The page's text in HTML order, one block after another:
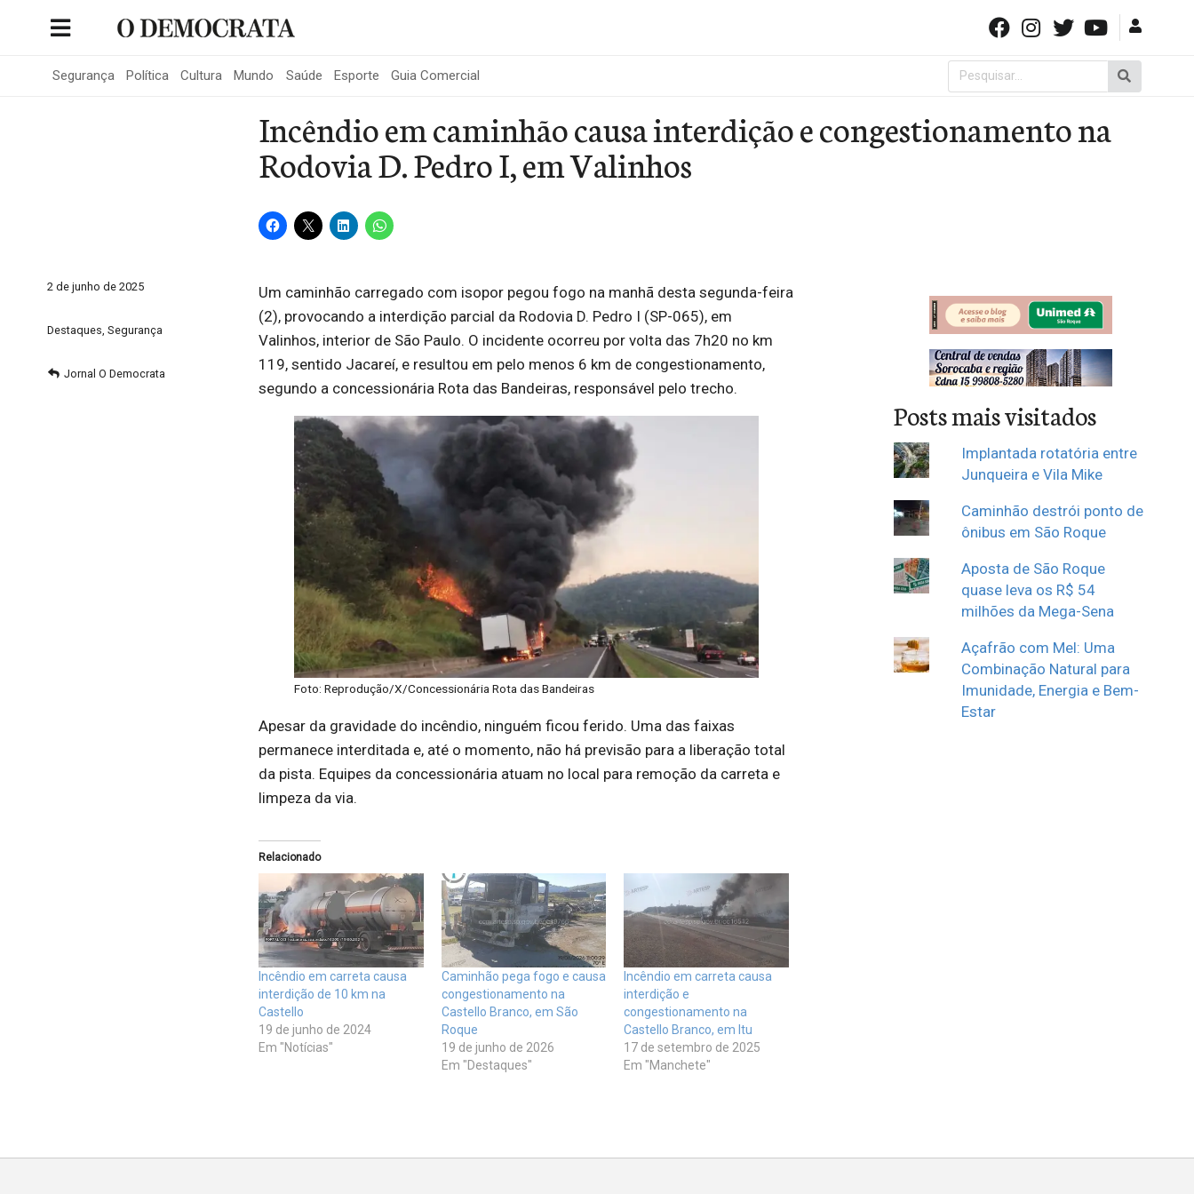
Segurança Política Cultura Mundo Saúde Esporte Guia Comercial
Pesquisar
por:
Incêndio em caminhão causa interdição e congestionamento na
Rodovia D. Pedro I, em Valinhos
2 de junho de 2025
Destaques, Segurança
Jornal O Democrata
Um caminhão carregado com isopor pegou fogo na manhã desta segunda-feira
(2), provocando a interdição parcial da Rodovia D. Pedro I (SP-065), em
Valinhos, interior de São Paulo. O incidente ocorreu por volta das 7h20 no km
119, sentido Jacareí, e resultou em pelo menos 6 km de congestionamento,
segundo a concessionária Rota das Bandeiras, responsável pelo trecho.
Foto: Reprodução/X/Concessionária Rota das Bandeiras
Apesar da gravidade do incêndio, ninguém ficou ferido. Uma das faixas
permanece interditada e, até o momento, não há previsão para a liberação total
da pista. Equipes da concessionária atuam no local para remoção da carreta e
limpeza da via.
Relacionado
Incêndio em carreta causa
interdição de 10 km na
Castello
19 de junho de 2024
Em "Notícias"
Caminhão pega fogo e causa
congestionamento na
Castello Branco, em São
Roque
19 de junho de 2026
Em "Destaques"
Incêndio em carreta causa
interdição e
congestionamento na
Castello Branco, em Itu
17 de setembro de 2025
Em "Manchete"
Posts mais visitados
Implantada rotatória entre
Junqueira e Vila Mike
Caminhão destrói ponto de
ônibus em São Roque
Aposta de São Roque
quase leva os R$ 54
milhões da Mega-Sena
Açafrão com Mel: Uma
Combinação Natural para
Imunidade, Energia e Bem-
Estar